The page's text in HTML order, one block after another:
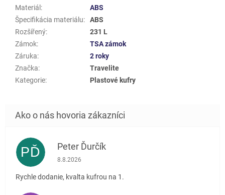
Materiál :
ABS
Špecifikácia materiálu:
ABS
Rozšířený:
231 L
Zámok:
TSA zámok
Záruka:
2 roky
Značka:
Travelite
Kategorie: Plastové kufry
PĎ Peter Ďurčík
Hodnotenie obchodu je 5 z 5 hviezdičiek.
8.8.2026
Rychle dodanie, kvalta kufrou na 1.